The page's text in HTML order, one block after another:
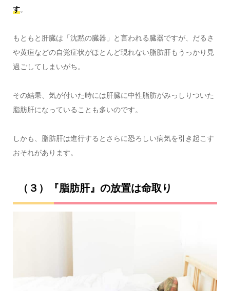
す。
もともと肝臓は「沈黙の臓器」と言われる臓器ですが、だるさ
や黄疸などの自覚症状がほとんど現れない脂肪肝もうっかり見
過ごしてしまいがち。
その結果、気が付いた時には肝臓に中性脂肪がみっしりついた
脂肪肝になっていることも多いのです。
しかも、脂肪肝は進行するとさらに恐ろしい病気を引き起こす
おそれがあります。
（３）『脂肪肝』の放置は命取り